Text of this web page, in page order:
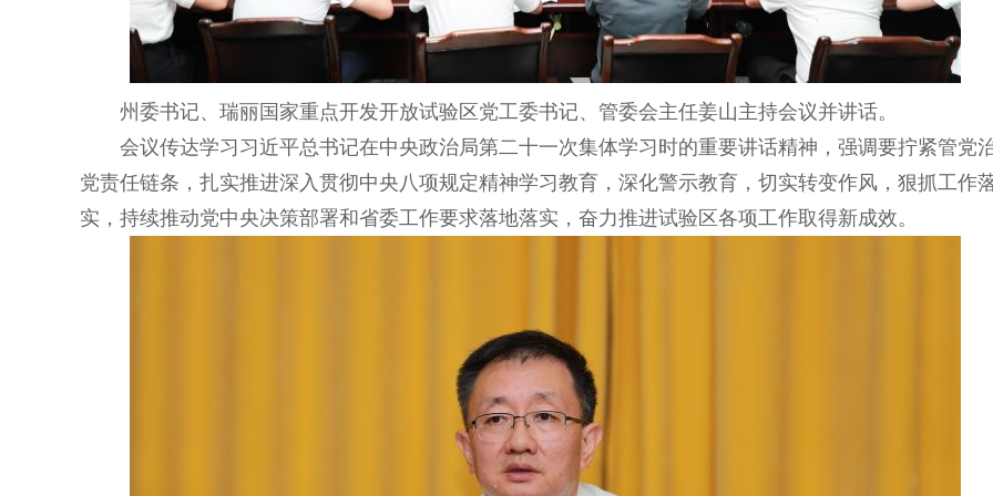
州委书记、瑞丽国家重点开发开放试验区党工委书记、管委会主任姜山主持会议并讲话。
会议传达学习习近平总书记在中央政治局第二十一次集体学习时的重要讲话精神，强调要拧紧管党
党责任链条，扎实推进深入贯彻中央八项规定精神学习教育，深化警示教育，切实转变作风，狠抓工作
实，持续推动党中央决策部署和省委工作要求落地落实，奋力推进试验区各项工作取得新成效。